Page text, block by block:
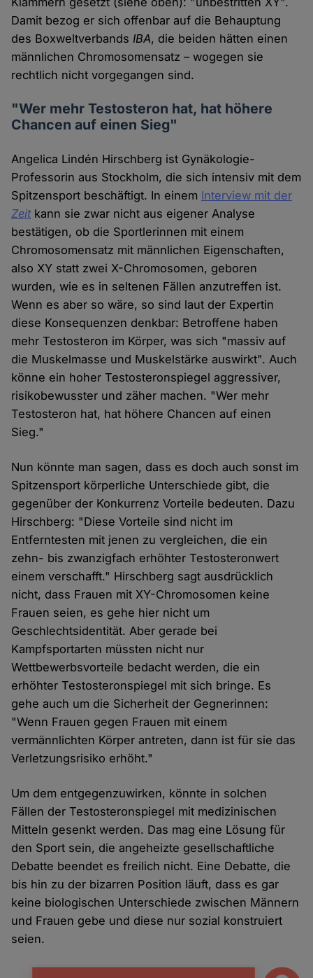
Damit bezog er sich offenbar auf die Behauptung
des BoxweltverbandsIBA, die beiden hätten einen
männlichen Chromosomensatz – wogegen sie
rechtlich nicht vorgegangen sind.
"Wer mehr Testosteron hat, hat höhere
Chancen auf einen Sieg"
Angelica Lindén Hirschberg ist Gynäkologie-
Professorin aus Stockholm, die sich intensiv mit dem
Spitzensport beschäftigt. In einem Interview mit der
Zeitkann sie zwar nicht aus eigener Analyse
bestätigen, ob die Sportlerinnen mit einem
Chromosomensatz mit männlichen Eigenschaften,
also XY statt zwei X-Chromosomen, geboren
wurden, wie es in seltenen Fällen anzutreffen ist.
Wenn es aber so wäre, so sind laut der Expertin
diese Konsequenzen denkbar: Betroffene haben
mehr Testosteron im Körper, was sich "massiv auf
die Muskelmasse und Muskelstärke auswirkt". Auch
könne ein hoher Testosteronspiegel aggressiver,
risikobewusster und zäher machen. "Wer mehr
Testosteron hat, hat höhere Chancen auf einen
Sieg."
Nun könnte man sagen, dass es doch auch sonst im
Spitzensport körperliche Unterschiede gibt, die
gegenüber der Konkurrenz Vorteile bedeuten. Dazu
Hirschberg: "Diese Vorteile sind nicht im
Entferntesten mit jenen zu vergleichen, die ein
zehn- bis zwanzigfach erhöhter Testosteronwert
einem verschafft." Hirschberg sagt ausdrücklich
nicht, dass Frauen mit XY-Chromosomen keine
Frauen seien, es gehe hier nicht um
Geschlechtsidentität. Aber gerade bei
Kampfsportarten müssten nicht nur
Wettbewerbsvorteile bedacht werden, die ein
erhöhter Testosteronspiegel mit sich bringe. Es
gehe auch um die Sicherheit der Gegnerinnen:
"Wenn Frauen gegen Frauen mit einem
vermännlichten Körper antreten, dann ist für sie das
Verletzungsrisiko erhöht."
Um dem entgegenzuwirken, könnte in solchen
Fällen der Testosteronspiegel mit medizinischen
Mitteln gesenkt werden. Das mag eine Lösung für
den Sport sein, die angeheizte gesellschaftliche
Debatte beendet es freilich nicht. Eine Debatte, die
bis hin zu der bizarren Position läuft, dass es gar
keine biologischen Unterschiede zwischen Männern
und Frauen gebe und diese nur sozial konstruiert
seien.